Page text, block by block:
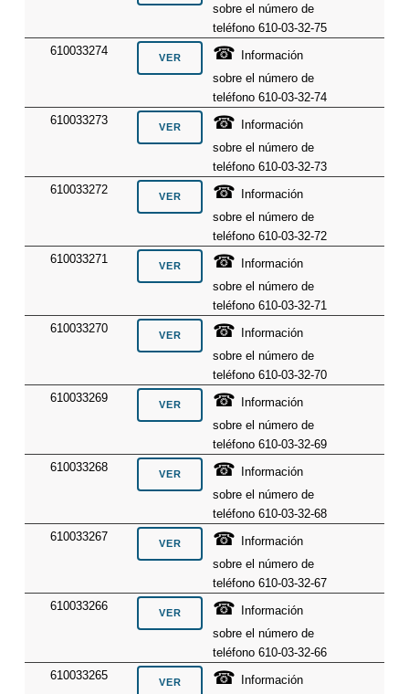
sobre el número de
teléfono 610-03-32-75
610033274
☎ Información
sobre el número de
teléfono 610-03-32-74
610033273
☎ Información
sobre el número de
teléfono 610-03-32-73
610033272
☎ Información
sobre el número de
teléfono 610-03-32-72
610033271
☎ Información
sobre el número de
teléfono 610-03-32-71
610033270
☎ Información
sobre el número de
teléfono 610-03-32-70
610033269
☎ Información
sobre el número de
teléfono 610-03-32-69
610033268
☎ Información
sobre el número de
teléfono 610-03-32-68
610033267
☎ Información
sobre el número de
teléfono 610-03-32-67
610033266
☎ Información
sobre el número de
teléfono 610-03-32-66
610033265
☎ Información